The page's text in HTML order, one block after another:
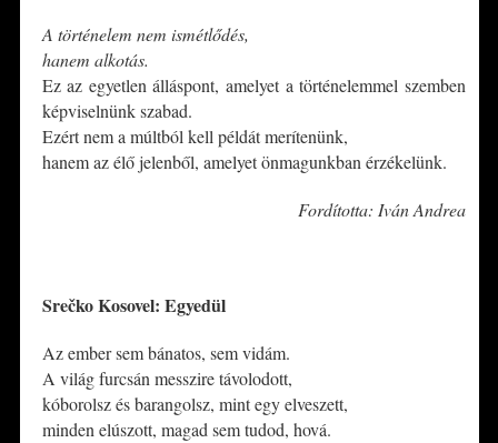
A történelem nem ismétlődés,
hanem alkotás.
Ez az egyetlen álláspont, amelyet a történelemmel szemben
képviselnünk szabad.
Ezért nem a múltból kell példát merítenünk,
hanem az élő jelenből, amelyet önmagunkban érzékelünk.
Fordította: Iván Andrea
Srečko Kosovel: Egyedül
Az ember sem bánatos, sem vidám.
A világ furcsán messzire távolodott,
kóborolsz és barangolsz, mint egy elveszett,
minden elúszott, magad sem tudod, hová.